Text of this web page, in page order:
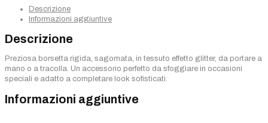
Descrizione
Informazioni aggiuntive
Descrizione
Preziosa borsetta rigida, sagomata, in tessuto effetto glitter, da portare a
mano o a tracolla. Un accessorio perfetto da sfoggiare in occasioni
speciali e adatto a completare look sofisticati.
Informazioni aggiuntive